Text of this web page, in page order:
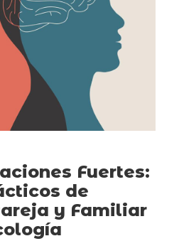
Fuertes:
de
y Familiar